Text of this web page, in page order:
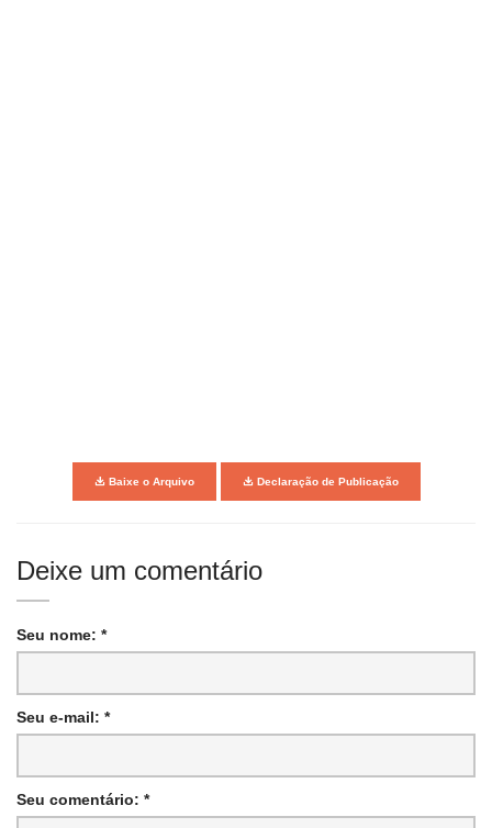
Baixe o Arquivo Declaração de Publicação
Deixe um comentário
Seu nome: *
Seu e-mail: *
Seu comentário: *